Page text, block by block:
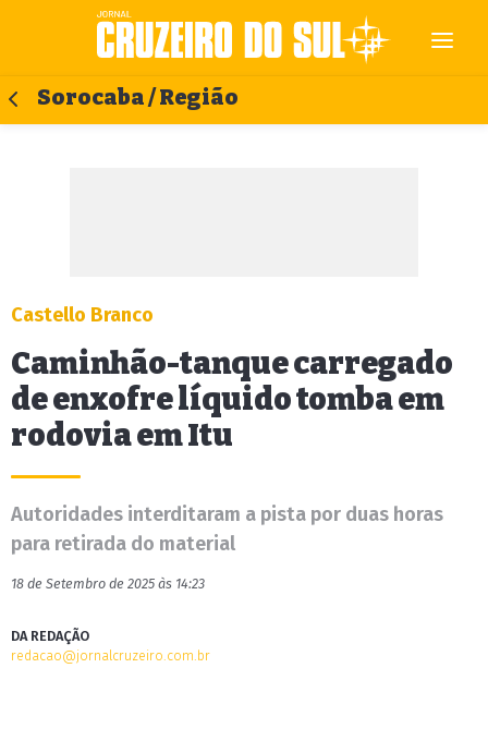
Sorocaba / Região
Castello Branco
Caminhão-tanque carregado
de enxofre líquido tomba em
rodovia em Itu
Autoridades interditaram a pista por duas horas
para retirada do material
18 de Setembro de 2025 às 14:23
DA REDAÇÃO
redacao@jornalcruzeiro.com.br